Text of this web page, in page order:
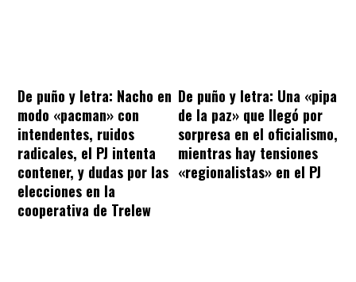
De puño y letra: Nacho en
modo «pacman» con
intendentes, ruidos
radicales, el PJ intenta
contener, y dudas por las
elecciones en la
cooperativa de Trelew
De puño y letra: Una «pipa
de la paz» que llegó por
sorpresa en el oficialismo,
mientras hay tensiones
«regionalistas» en el PJ